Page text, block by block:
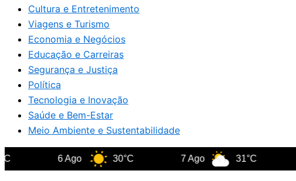
Cultura e Entretenimento
Viagens e Turismo
Economia e Negócios
Educação e Carreiras
Segurança e Justiça
Política
Tecnologia e Inovação
Saúde e Bem-Estar
Meio Ambiente e Sustentabilidade
30°C 31°C